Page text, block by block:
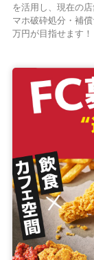
を活用し、現在の
マホ破砕処分・補
万円が目指せます！